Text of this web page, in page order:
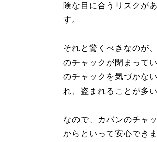
険な目に合うリスクが
す。
それと驚くべきなのが
のチャックが閉まって
のチャックを気づかな
れ、盗まれることが多い
なので、カバンのチャ
からといって安心できま